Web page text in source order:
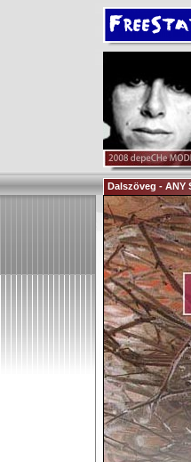
Dalszöveg - ANY